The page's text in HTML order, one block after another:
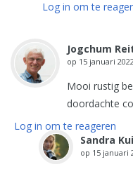
Log in om te
Jogchum
op 15 januari
Mooi rustig
doordachte
Log in om te reageren
Sandra
op 15 januari